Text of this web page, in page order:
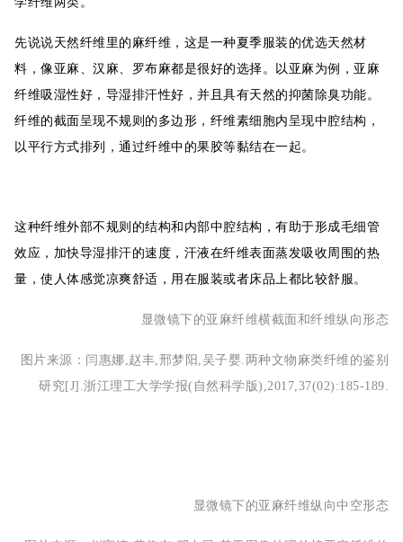
先说说天然纤维里的麻纤维，这是一种夏季服装的优选天然材
料，像亚麻、汉麻、罗布麻都是很好的选择。以亚麻为例，亚麻
纤维吸湿性好，导湿排汗性好，并且具有天然的抑菌除臭功能。
纤维的截面呈现不规则的多边形，纤维素细胞内呈现中腔结构，
以平行方式排列，通过纤维中的果胶等黏结在一起。
这种纤维外部不规则的结构和内部中腔结构，有助于形成毛细管
效应，加快导湿排汗的速度，汗液在纤维表面蒸发吸收周围的热
量，使人体感觉凉爽舒适，用在服装或者床品上都比较舒服。
显微镜下的亚麻纤维横截面和纤维纵向形态
图片来源：闫惠娜,赵丰,邢梦阳,吴子婴.两种文物麻类纤维的鉴别
研究[J].浙江理工大学学报(自然科学版),2017,37(02):185-189.
显微镜下的亚麻纤维纵向中空形态